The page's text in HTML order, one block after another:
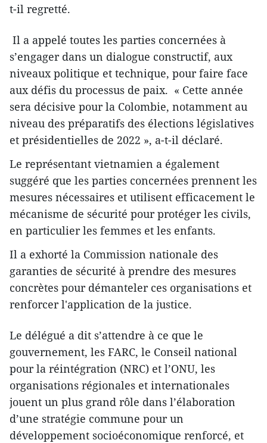
t-il regretté.
Il a appelé toutes les parties concernées à
s’engager dans un dialogue constructif, aux
niveaux politique et technique, pour faire face
aux défis du processus de paix. « Cette année
sera décisive pour la Colombie, notamment au
niveau des préparatifs des élections législatives
et présidentielles de 2022 », a-t-il déclaré.
Le représentant vietnamien a également
suggéré que les parties concernées prennent les
mesures nécessaires et utilisent efficacement le
mécanisme de sécurité pour protéger les civils,
en particulier les femmes et les enfants.
Il a exhorté la Commission nationale des
garanties de sécurité à prendre des mesures
concrètes pour démanteler ces organisations et
renforcer l'application de la justice.
Le délégué a dit s’attendre à ce que le
gouvernement, les FARC, le Conseil national
pour la réintégration (NRC) et l’ONU, les
organisations régionales et internationales
jouent un plus grand rôle dans l’élaboration
d’une stratégie commune pour un
développement socioéconomique renforcé, et